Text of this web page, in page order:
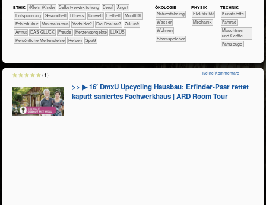
ETHIK (Klein-)Kinder ​​​​​​​​​​​​​​​​​​​​​​​​​​​​​​​​​​​​​​​​Selbst­verwirklichung ​​​​​​​​​​​​​​​Beruf
​​​​​​​​​​​​​Angst
​​​​​​​​​​​​​Entspannung
​​​​​​Gesundheit ​​​​​Fitness ​​​​​Umwelt ​​​Freiheit
​​​Mobilität
​​Fehlerkultur
​​Minimalismus ​​Vorbilder? ​Die Realität?
​Zukunft
Armut
DAS GLÜCK Freude Herzensprojekte
LUXUS
Persönliche Meilensteine
Reisen Spaß
ÖKO​LOGIE
​​​​​​​​​​​​​Naturerfahrung
​​​​​​Wasser
​​​​Wohnen
​​​Stromspeicher
PHY​SIK
​​​Elektrizität
​​​Mechanik
TECH​NIK
​​​​​​​​Kunststoffe
​​​​​​​Fahrrad
​​​​Maschinen
und Geräte
​Fahrzeuge
>> ▶ 16′ DmxU Upcycling Hausbau: Erfinder-Paar rettet
kaputt saniertes Fachwerkhaus | ARD Room Tour
Keine Kommentare
(1)